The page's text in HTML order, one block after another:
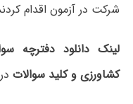
شرکت در آزمون اقدام
لینک دانلود دفترچه
کشاورزی و کلید سوالات